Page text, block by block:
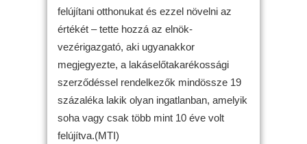
felújítani otthonukat és ezzel növelni az
értékét – tette hozzá az elnök-
vezérigazgató, aki ugyanakkor
megjegyezte, a lakáselőtakarékossági
szerződéssel rendelkezők mindössze 19
százaléka lakik olyan ingatlanban, amelyik
soha vagy csak több mint 10 éve volt
felújítva.(MTI)